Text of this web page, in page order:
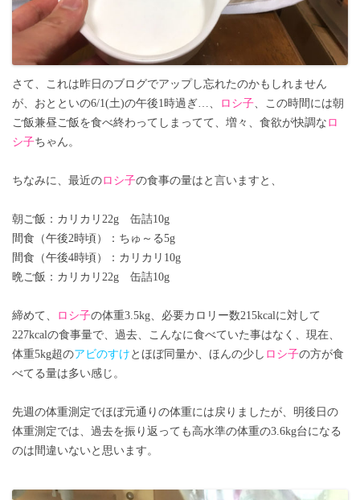
さて、これは昨日のブログでアップし忘れたのかもしれません
が、おとといの6/1(土)の午後1時過ぎ…、
ロシ子 、この時間には朝
ご飯兼昼ご飯を食べ終わってしまってて、増々、食欲が快調な ロ
シ子ちゃん。
ちなみに、最近のロシ子の食事の量はと言いますと、
朝ご飯：カリカリ22g 缶詰10g
間食（午後2時頃）：ちゅ～る5g
間食（午後4時頃）：カリカリ10g
晩ご飯：カリカリ22g 缶詰10g
締めて、 ロシ子の体重3.5kg、必要カロリー数215kcalに対して
227kcalの食事量で、過去、こんなに食べていた事はなく、現在、
体重5kg超のアビのすけ とほぼ同量か、ほんの少し ロシ子の方が食
べてる量は多い感じ。
先週の体重測定でほぼ元通りの体重には戻りましたが、明後日の
体重測定では、過去を振り返っても高水準の体重の3.6kg台になる
のは間違いないと思います。